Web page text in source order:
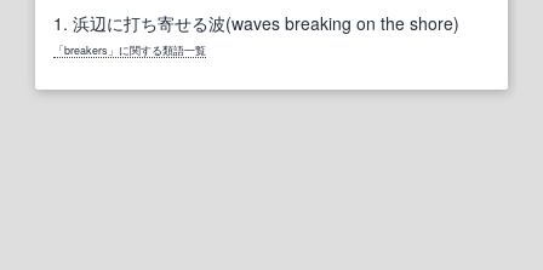
1. 浜辺に打ち寄せる波(waves breaking on the shore)
「breakers」に関する類語一覧